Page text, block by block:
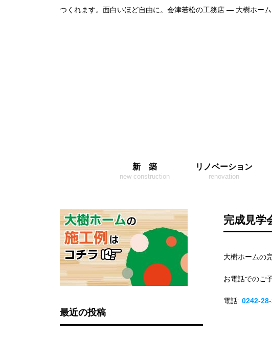
つくれます。面白いほど自由に。会津若松の工務店 ― 大樹ホーム
新 築
new construction
リノベーション
renovation
完成見学
大樹ホームの
お電話でのご
電話: 0242-
最近の投稿